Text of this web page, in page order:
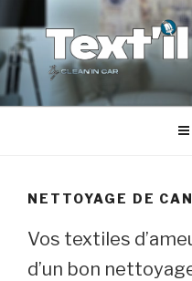
au
contenu
principal
TEX'TIL
Le nettoyage de canapé
NETTOYAGE DE
Vos textiles
d’un bon